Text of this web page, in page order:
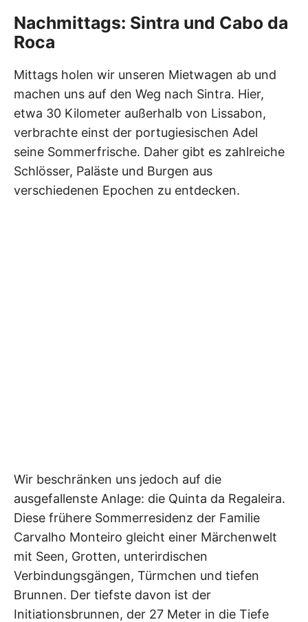
Nachmittags: Sintra und Cabo da
Roca
Mittags holen wir unseren Mietwagen ab und
machen uns auf den Weg nach Sintra. Hier,
etwa 30 Kilometer außerhalb von Lissabon,
verbrachte einst der portugiesischen Adel
seine Sommerfrische. Daher gibt es zahlreiche
Schlösser, Paläste und Burgen aus
verschiedenen Epochen zu entdecken.
Wir beschränken uns jedoch auf die
ausgefallenste Anlage: die Quinta da Regaleira.
Diese frühere Sommerresidenz der Familie
Carvalho Monteiro gleicht einer Märchenwelt
mit Seen, Grotten, unterirdischen
Verbindungsgängen, Türmchen und tiefen
Brunnen. Der tiefste davon ist der
Initiationsbrunnen, der 27 Meter in die Tiefe